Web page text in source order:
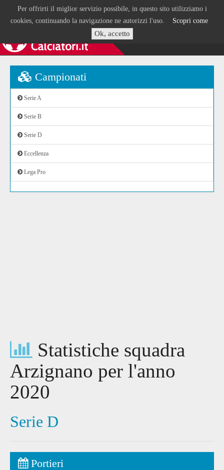
Per offrirti il miglior servizio possibile, in questo sito utilizziamo i
cookies, continuando la navigazione ne autorizzi l'uso. Scopri come
Ok, accetto
Campionati
Serie A
Serie B
Serie D
Eccellenza
Lega Pro
Statistiche squadra
Arzignano per l'anno
2020
Serie D
Portieri